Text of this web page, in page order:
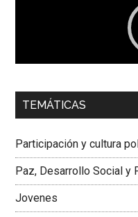
00:00
Dra. Carolina Corcho
Colombiana
TEMÁTICAS
Participación y cultura
Paz, Desarrollo Social y
Jovenes